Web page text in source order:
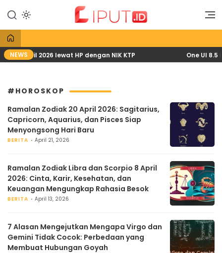
konten
Liput
Liputan Digital
NEWS
April 2026 lewat HP dengan NIK KTP One UI 8.5
#HOROSKOP
Ramalan Zodiak 20 April 2026: Sagitarius,
Capricorn, Aquarius, dan Pisces Siap
Menyongsong Hari Baru
BERITA April 21, 2026
Ramalan Zodiak Libra dan Scorpio 8 April
2026: Cinta, Karir, Kesehatan, dan
Keuangan Mengungkap Rahasia Besok
BERITA April 13, 2026
7 Alasan Mengejutkan Mengapa Virgo dan
Gemini Tidak Cocok: Perbedaan yang
Membuat Hubungan Goyah